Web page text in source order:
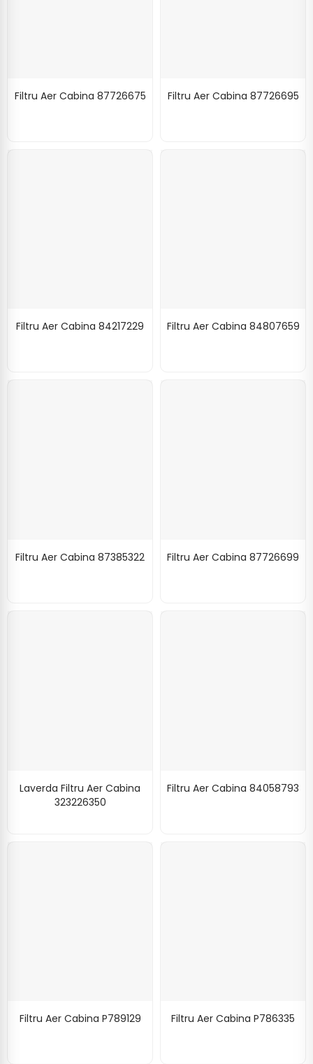
Filtru Aer Cabina 87726675 Filtru Aer Cabina 87726695
Filtru Aer Cabina 84217229 Filtru Aer Cabina 84807659
Filtru Aer Cabina 87385322 Filtru Aer Cabina 87726699
Laverda Filtru Aer Cabina
323226350
Filtru Aer Cabina 84058793
Filtru Aer Cabina P789129 Filtru Aer Cabina P786335